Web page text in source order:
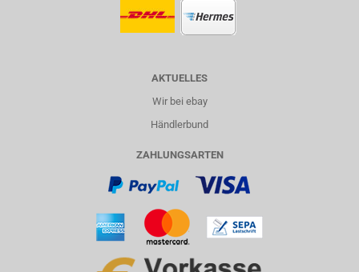
AKTUELLES
Wir bei ebay
Händlerbund
ZAHLUNGSARTEN